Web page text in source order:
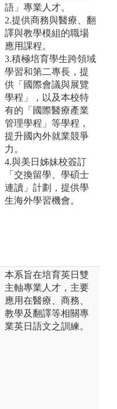
語」專業人才。
2.提供商務與醫療、翻
譯與教學模組的職場
應用課程。
3.積極培育學生跨領域
學習和第二專長，提
供「國際會議與展覽
學程」，以及本校特
有的「國際醫療產業
管理學程」等學程，
提升國內外就業競爭
力。
4.與美日姊妹校簽訂
「交換留學、學碩士
連讀」計劃，提供學
生海外學習機會。
本系旨在培育英日雙
主軸專業人才，主要
應用在醫療、商務、
教學及翻譯等相關專
業英日語文之訓練。